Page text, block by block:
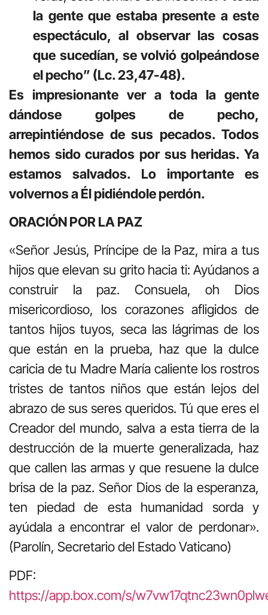
la gente que estaba presente a este
espectáculo, al observar las cosas
que sucedían, se volvió golpeándose
el pecho” (Lc. 23,47-48).
Es impresionante ver a toda la gente
dándose golpes de pecho,
arrepintiéndose de sus pecados. Todos
hemos sido curados por sus heridas. Ya
estamos salvados. Lo importante es
volvernos a Él pidiéndole perdón.
ORACIÓN POR LA PAZ
«Señor Jesús, Príncipe de la Paz, mira a tus
hijos que elevan su grito hacia ti: Ayúdanos a
construir la paz. Consuela, oh Dios
misericordioso, los corazones afligidos de
tantos hijos tuyos, seca las lágrimas de los
que están en la prueba, haz que la dulce
caricia de tu Madre María caliente los rostros
tristes de tantos niños que están lejos del
abrazo de sus seres queridos. Tú que eres el
Creador del mundo, salva a esta tierra de la
destrucción de la muerte generalizada, haz
que callen las armas y que resuene la dulce
brisa de la paz. Señor Dios de la esperanza,
ten piedad de esta humanidad sorda y
ayúdala a encontrar el valor de perdonar».
(Parolín, Secretario del Estado Vaticano)
PDF:
https://app.box.com/s/